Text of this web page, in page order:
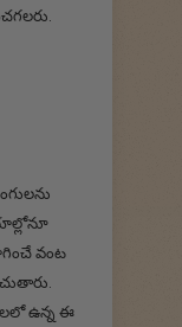
వంట
ఉన్న ఈ